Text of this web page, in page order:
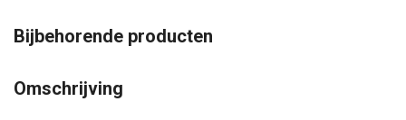
Bijbehorende producten
Omschrijving